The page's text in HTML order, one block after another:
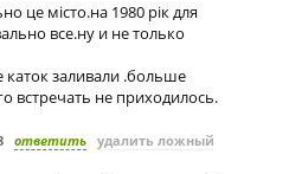
це мiсто.на 1980 рік для
все.ну и не только
заливали .больше
встречать не приходилось.
ответить удалить ложный